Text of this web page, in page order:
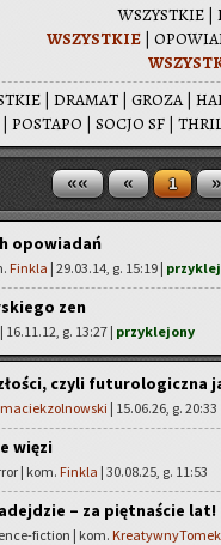
WSZYST­KIE |
WSZYST­KIE |
| DRA­MAT | GROZA|
| PO­STA­PO | SOCJO SF |
«« « 1 »
opowiadań
Finkla | 29.03.14, g. 15:19 |
zen
| 16.11.12, g. 13:27 | przyklejony
czyli futurologiczna
maciekzolnowski | 15.06.26, g. 20:33
więzi
| kom. Finkla | 30.08.25, g. 11:53
– za piętnaście lat!
fiction | kom. KreatywnyTomek